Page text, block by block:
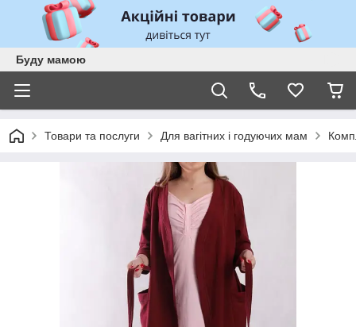
Буду мамою
Товари та послуги Для вагітних і годуючих мам